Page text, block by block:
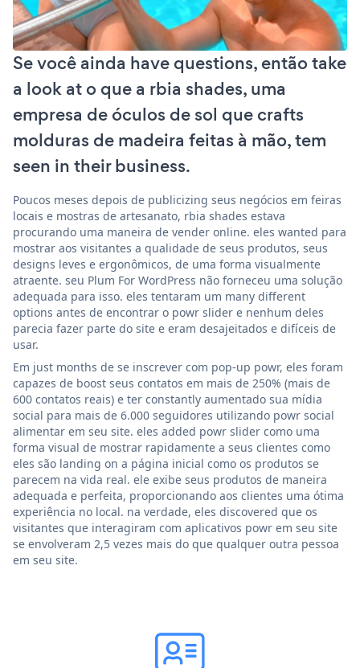
Se você ainda have questions, então take
a look at o que a rbia shades, uma
empresa de óculos de sol que crafts
molduras de madeira feitas à mão, tem
seen in their business.
Poucos meses depois de publicizing seus negócios em feiras
locais e mostras de artesanato, rbia shades estava
procurando uma maneira de vender online. eles wanted para
mostrar aos visitantes a qualidade de seus produtos, seus
designs leves e ergonômicos, de uma forma visualmente
atraente. seu Plum For WordPress não forneceu uma solução
adequada para isso. eles tentaram um many different
options antes de encontrar o powr slider e nenhum deles
parecia fazer parte do site e eram desajeitados e difíceis de
usar.
Em just months de se inscrever com pop-up powr, eles foram
capazes de boost seus contatos em mais de 250% (mais de
600 contatos reais) e ter constantly aumentado sua mídia
social para mais de 6.000 seguidores utilizando powr social
alimentar em seu site. eles added powr slider como uma
forma visual de mostrar rapidamente a seus clientes como
eles são landing on a página inicial como os produtos se
parecem na vida real. ele exibe seus produtos de maneira
adequada e perfeita, proporcionando aos clientes uma ótima
experiência no local. na verdade, eles discovered que os
visitantes que interagiram com aplicativos powr em seu site
se envolveram 2,5 vezes mais do que qualquer outra pessoa
em seu site.